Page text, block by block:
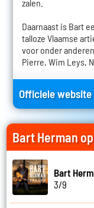
zalen.
Daarnaast is Bart
talloze Vlaamse
voor onder
Pierre, Wim Leys,
Officiele
Bart Herman
Bart
3/9